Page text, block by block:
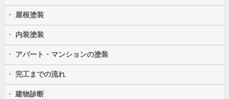
屋根塗装
内装塗装
アパート・マンションの塗装
完工までの流れ
建物診断